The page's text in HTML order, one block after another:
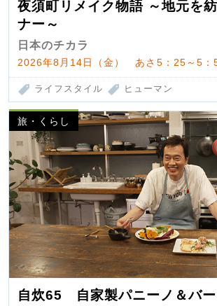
夜須町リメイク物語 ～地元を
ナー～
日本のチカラ
2026年8月14日（金） あさ5：25～5：
ライフスタイル ヒューマン
旅・くらし
自炊65 自家製パニーノ＆バー